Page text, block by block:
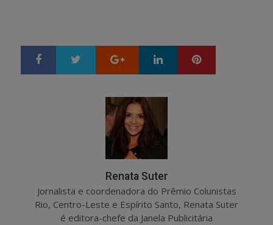
Google+ LinkedIn
Renata Suter
Jornalista e coordenadora do Prêmio Colunistas
Rio, Centro-Leste e Espírito Santo, Renata Suter
é editora-chefe da Janela Publicitária